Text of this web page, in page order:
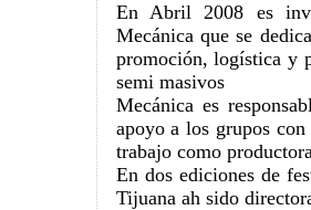
En Abril 2008 es
Mecánica que se
promoción, logística y
semi masivos
Mecánica es
apoyo a los grupos
trabajo como
En dos ediciones de
Tijuana ah sido